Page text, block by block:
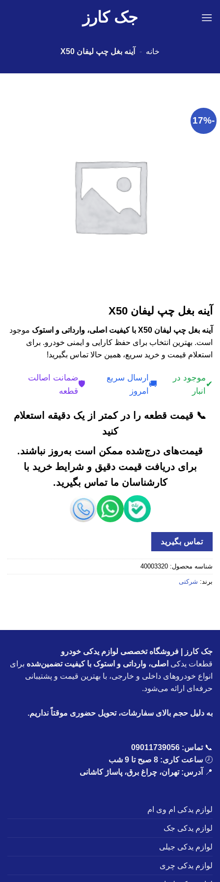
جک کارز
خانه - آینه بغل چپ لیفان X50
-17%
آینه بغل چپ لیفان X50
آینه بغل چپ لیفان X50 با کیفیت اصلی، وارداتی و استوک
موجود
است. بهترین انتخاب برای حفظ کارایی و ایمنی خودرو. برای
استعلام قیمت و خرید سریع، همین حالا تماس بگیرید!
✔
موجود در
انبار
🚚
ارسال سریع
امروز
🛡️
ضمانت اصالت
قطعه
📞 قیمت قطعه را در کمتر از یک دقیقه استعلام
کنید
قیمت‌های درج‌شده ممکن است به‌روز نباشند.
برای دریافت قیمت دقیق و شرایط خرید با
کارشناسان ما تماس بگیرید.
تماس بگیرید
شناسه محصول: 40003320
برند: شرکتی
جک کارز | فروشگاه تخصصی لوازم یدکی خودرو
قطعات یدکی اصلی، وارداتی و استوک با کیفیت تضمین‌شده برای
انواع خودروهای داخلی و خارجی، با بهترین قیمت و پشتیبانی
حرفه‌ای ارائه می‌شود.
به دلیل حجم بالای سفارشات، تحویل حضوری موقتاً نداریم.
📞تماس: 09011739056
🕗 ساعت کاری: 8 صبح تا 9 شب
📍
آدرس: تهران، چراغ برق، پاساژ کاشانی
لوازم یدکی ام وی ام
لوازم یدکی جک
لوازم یدکی جیلی
لوازم یدکی چری